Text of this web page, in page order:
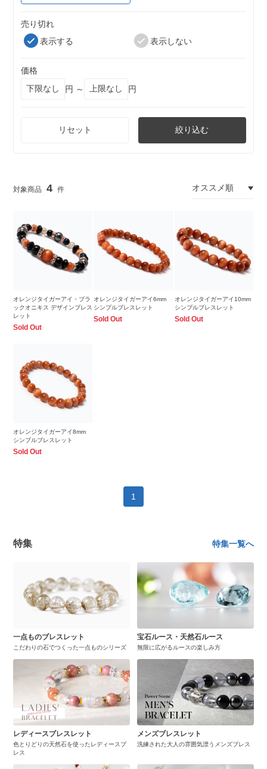
売り切れ
表示する
表示しない
価格
円 ～
円
リセット 絞り込む
4
オレンジタイガーアイ・ブラ
ックオニキス デザインブレス
レット
Sold Out
オレンジタイガーアイ6mm
シンプルブレスレット
Sold Out
オレンジタイガーアイ10mm
シンプルブレスレット
Sold Out
オレンジタイガーアイ8mm
シンプルブレスレット
Sold Out
1
特集 特集一覧へ
一点ものブレスレット
こだわりの石でつくった一点ものシリーズ
宝石ルース・天然石ルース
無限に広がるルースの楽しみ方
レディースブレスレット
色とりどりの天然石を使ったレディースブ
レス
メンズブレスレット
洗練された大人の雰囲気漂うメンズブレス